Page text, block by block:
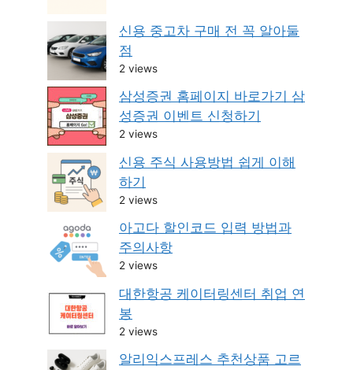
신용 중고차 구매 전 꼭 알아둘
점
2 views
삼성증권 홈페이지 바로가기 삼
성증권 이벤트 신청하기
2 views
신용 주식 사용방법 쉽게 이해
하기
2 views
아고다 할인코드 입력 방법과
주의사항
2 views
대한항공 케이터링센터 취업 연
봉
2 views
알리익스프레스 추천상품 고르